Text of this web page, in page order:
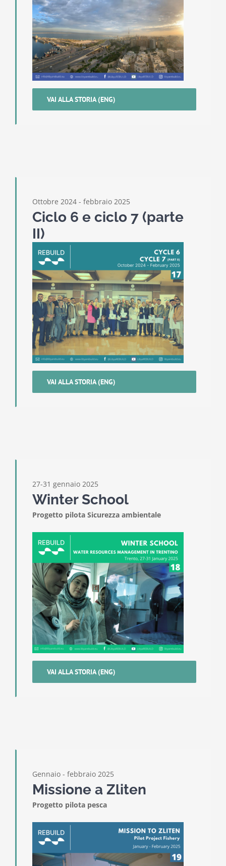
VAI ALLA STORIA (ENG)
Ottobre 2024 - febbraio 2025
Ciclo 6 e ciclo 7 (parte
II)
VAI ALLA STORIA (ENG)
27-31 gennaio 2025
Winter School
Progetto pilota Sicurezza ambientale
VAI ALLA STORIA (ENG)
Gennaio - febbraio 2025
Missione a Zliten
Progetto pilota pesca